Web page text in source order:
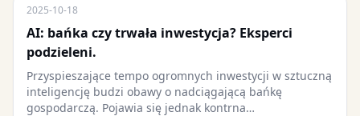
2025-10-18
AI: bańka czy trwała inwestycja? Eksperci
podzieleni.
Przyspieszające tempo ogromnych inwestycji w sztuczną
inteligencję budzi obawy o nadciągającą bańkę
gospodarczą. Pojawia się jednak kontrna…